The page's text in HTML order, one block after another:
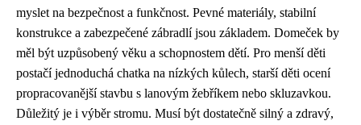
myslet na bezpečnost a funkčnost. Pevné materiály, stabilní
konstrukce a zabezpečené zábradlí jsou základem. Domeček by
měl být uzpůsobený věku a schopnostem dětí. Pro menší děti
postačí jednoduchá chatka na nízkých kůlech, starší děti ocení
propracovanější stavbu s lanovým žebříkem nebo skluzavkou.
Důležitý je i výběr stromu. Musí být dostatečně silný a zdravý,